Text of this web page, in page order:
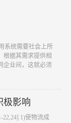
系统需要社会上所
根据其需求提供相
企业间，这就必须
极影响
22,24] 1)使物流成